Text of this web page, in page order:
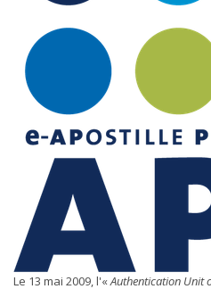
Le 13 mai 2009, l'«Authentication Unit